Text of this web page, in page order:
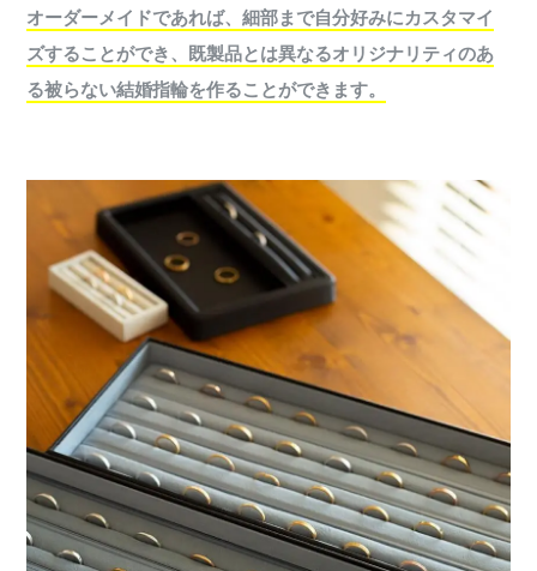
オーダーメイドであれば、細部まで自分好みにカスタマイ
ズすることができ、既製品とは異なるオリジナリティのあ
る被らない結婚指輪を作ることができます。